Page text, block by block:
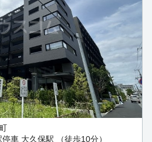
車 大久保駅 （徒歩10分）